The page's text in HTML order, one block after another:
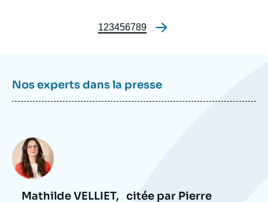
Pagination
Page
1Page
2Page
3Page
4Page
5Page
6Page
7Page
8Page
9
Nos experts dans la presse
Photo
Mathilde VELLIET, citée par Pierre